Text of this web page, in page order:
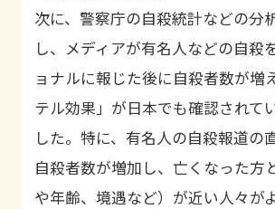
次に、警察庁の自殺統計などの分
し、メディアが有名人などの自殺
ョナルに報じた後に自殺者数が増
テル効果」が日本でも確認されて
した。特に、有名人の自殺報道の
自殺者数が増加し、亡くなった方
や年齢、境遇など）が近い人々が